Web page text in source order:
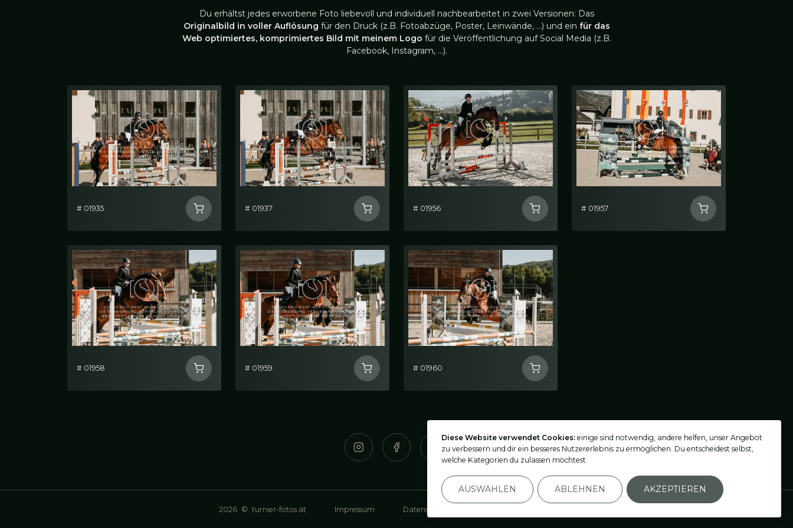
Du erhältst jedes erworbene Foto liebevoll und individuell nachbearbeitet in zwei Versionen: Das
Originalbild in voller Auflösung für den Druck (z.B. Fotoabzüge, Poster, Leinwände, …) und ein für das
Web optimiertes, komprimiertes Bild mit meinem Logo für die Veröffentlichung auf Social Media (z.B.
Facebook, Instagram, …).
# 01935 # 01937 # 01956 # 01957
# 01958 # 01959 # 01960
2026 © turnier-fotos.at Impressum Datenschutz
Diese Website verwendet Cookies: einige sind notwendig, andere helfen, unser Angebot
zu verbessern und dir ein besseres Nutzererlebnis zu ermöglichen. Du entscheidest selbst,
welche Kategorien du zulassen möchtest.
AUSWÄHLEN ABLEHNEN AKZEPTIEREN